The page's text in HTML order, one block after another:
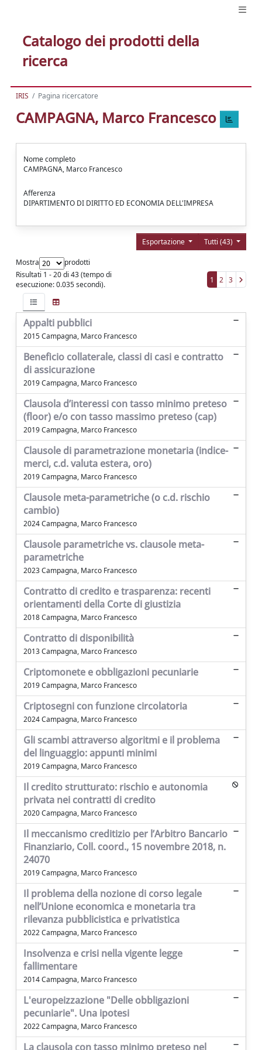
Catalogo dei prodotti della
ricerca
IRIS Pagina ricercatore
CAMPAGNA, Marco Francesco
Nome completo
CAMPAGNA, Marco Francesco
Afferenza
DIPARTIMENTO DI DIRITTO ED ECONOMIA DELL'IMPRESA
Tutti (43)
Esportazione
Mostra
prodotti
Risultati 1 - 20 di 43 (tempo di
esecuzione: 0.035 secondi).
1 2 3
Appalti pubblici
2015 Campagna, Marco Francesco
Beneficio collaterale, classi di casi e contratto
di assicurazione
2019 Campagna, Marco Francesco
Clausola d’interessi con tasso minimo preteso
(floor) e/o con tasso massimo preteso (cap)
2019 Campagna, Marco Francesco
Clausole di parametrazione monetaria (indice-
merci, c.d. valuta estera, oro)
2019 Campagna, Marco Francesco
Clausole meta-parametriche (o c.d. rischio
cambio)
2024 Campagna, Marco Francesco
Clausole parametriche vs. clausole meta-
parametriche
2023 Campagna, Marco Francesco
Contratto di credito e trasparenza: recenti
orientamenti della Corte di giustizia
2018 Campagna, Marco Francesco
Contratto di disponibilità
2013 Campagna, Marco Francesco
Criptomonete e obbligazioni pecuniarie
2019 Campagna, Marco Francesco
Criptosegni con funzione circolatoria
2024 Campagna, Marco Francesco
Gli scambi attraverso algoritmi e il problema
del linguaggio: appunti minimi
2019 Campagna, Marco Francesco
Il credito strutturato: rischio e autonomia
privata nei contratti di credito
2020 Campagna, Marco Francesco
Il meccanismo creditizio per l’Arbitro Bancario
Finanziario, Coll. coord., 15 novembre 2018, n.
24070
2019 Campagna, Marco Francesco
Il problema della nozione di corso legale
nell’Unione economica e monetaria tra
rilevanza pubblicistica e privatistica
2022 Campagna, Marco Francesco
Insolvenza e crisi nella vigente legge
fallimentare
2014 Campagna, Marco Francesco
L'europeizzazione "Delle obbligazioni
pecuniarie". Una ipotesi
2022 Campagna, Marco Francesco
La clausola con tasso minimo preteso nel